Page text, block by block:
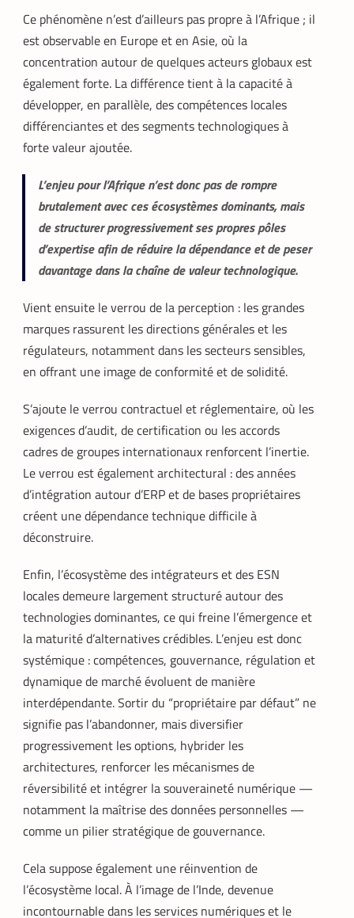
Ce phénomène n’est d’ailleurs pas propre à l’Afrique ; il
est observable en Europe et en Asie, où la
concentration autour de quelques acteurs globaux est
également forte. La différence tient à la capacité à
développer, en parallèle, des compétences locales
différenciantes et des segments technologiques à
forte valeur ajoutée.
L’enjeu pour l’Afrique n’est donc pas de rompre
brutalement avec ces écosystèmes dominants, mais
de structurer progressivement ses propres pôles
d’expertise afin de réduire la dépendance et de peser
davantage dans la chaîne de valeur technologique.
Vient ensuite le verrou de la perception : les grandes
marques rassurent les directions générales et les
régulateurs, notamment dans les secteurs sensibles,
en offrant une image de conformité et de solidité.
S’ajoute le verrou contractuel et réglementaire, où les
exigences d’audit, de certification ou les accords
cadres de groupes internationaux renforcent l’inertie.
Le verrou est également architectural : des années
d’intégration autour d’ERP et de bases propriétaires
créent une dépendance technique difficile à
déconstruire.
Enfin, l’écosystème des intégrateurs et des ESN
locales demeure largement structuré autour des
technologies dominantes, ce qui freine l’émergence et
la maturité d’alternatives crédibles. L’enjeu est donc
systémique : compétences, gouvernance, régulation et
dynamique de marché évoluent de manière
interdépendante. Sortir du “propriétaire par défaut” ne
signifie pas l’abandonner, mais diversifier
progressivement les options, hybrider les
architectures, renforcer les mécanismes de
réversibilité et intégrer la souveraineté numérique —
notamment la maîtrise des données personnelles —
comme un pilier stratégique de gouvernance.
Cela suppose également une réinvention de
l’écosystème local. À l’image de l’Inde, devenue
incontournable dans les services numériques et le